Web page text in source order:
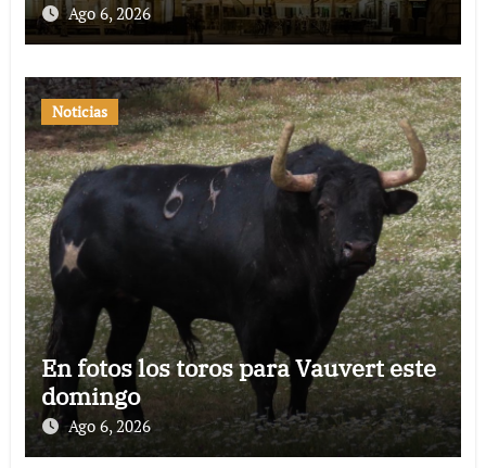
Ago 6, 2026
Noticias
En fotos los toros para Vauvert este
domingo
Ago 6, 2026